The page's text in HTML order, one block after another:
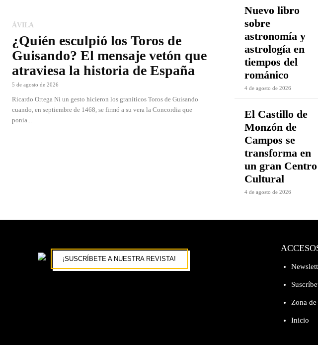
ÁVILA
¿Quién esculpió los Toros de
Guisando? El mensaje vetón que
atraviesa la historia de España
5 de agosto de 2026
Ricardo Ortega Ni un gesto hicieron los graníticos Toros de Guisando
cuando, en septiembre de 1468, se firmó a su vera la Concordia que
ponía...
Nuevo libro
sobre
astronomía y
astrología en
tiempos del
románico
4 de agosto de 2026
El Castillo de
Monzón de
Campos se
transforma en
un gran Centro
Cultural
4 de agosto de 2026
¡SUSCRÍBETE A NUESTRA REVISTA!
Zona
Inicio